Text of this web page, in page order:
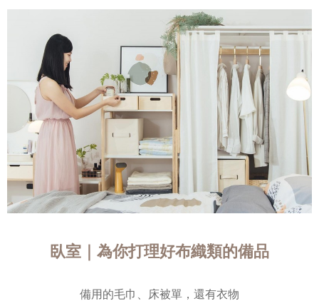
臥室｜為你打理好布織類的備品
備用的毛巾、床被單，還有衣物